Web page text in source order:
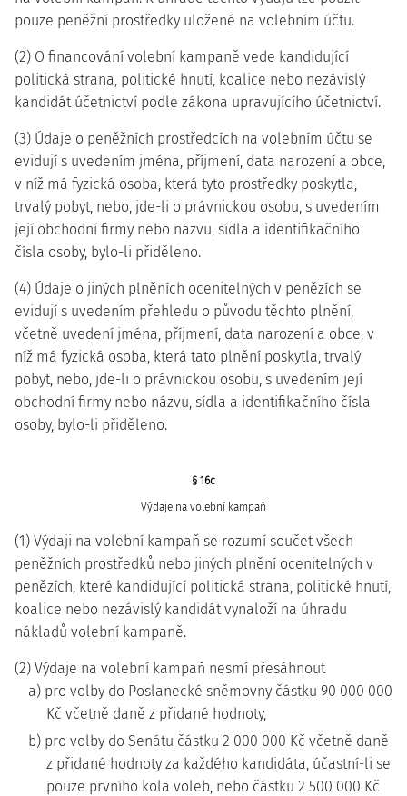
pouze peněžní prostředky uložené na volebním účtu.
(2) O financování volební kampaně vede kandidující
politická strana, politické hnutí, koalice nebo nezávislý
kandidát účetnictví podle zákona upravujícího účetnictví.
(3) Údaje o peněžních prostředcích na volebním účtu se
evidují s uvedením jména, příjmení, data narození a obce,
v níž má fyzická osoba, která tyto prostředky poskytla,
trvalý pobyt, nebo, jde-li o právnickou osobu, s uvedením
její obchodní firmy nebo názvu, sídla a identifikačního
čísla osoby, bylo-li přiděleno.
(4) Údaje o jiných plněních ocenitelných v penězích se
evidují s uvedením přehledu o původu těchto plnění,
včetně uvedení jména, příjmení, data narození a obce, v
níž má fyzická osoba, která tato plnění poskytla, trvalý
pobyt, nebo, jde-li o právnickou osobu, s uvedením její
obchodní firmy nebo názvu, sídla a identifikačního čísla
osoby, bylo-li přiděleno.
§ 16c
Výdaje na volební kampaň
(1) Výdaji na volební kampaň se rozumí součet všech
peněžních prostředků nebo jiných plnění ocenitelných v
penězích, které kandidující politická strana, politické hnutí,
koalice nebo nezávislý kandidát vynaloží na úhradu
nákladů volební kampaně.
(2) Výdaje na volební kampaň nesmí přesáhnout
a) pro volby do Poslanecké sněmovny částku 90 000 000
Kč včetně daně z přidané hodnoty,
b) pro volby do Senátu částku 2 000 000 Kč včetně daně
z přidané hodnoty za každého kandidáta, účastní-li se
pouze prvního kola voleb, nebo částku 2 500 000 Kč